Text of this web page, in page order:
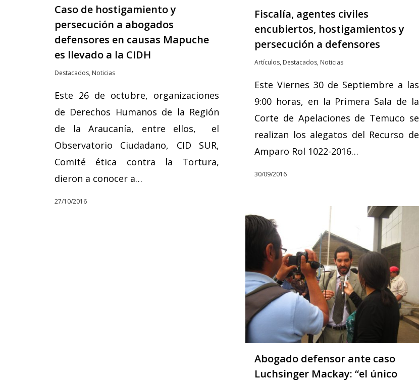
Caso de hostigamiento y
persecución a abogados
defensores en causas Mapuche
es llevado a la CIDH
Destacados, Noticias
Este 26 de octubre, organizaciones
de Derechos Humanos de la Región
de la Araucanía, entre ellos, el
Observatorio Ciudadano, CID SUR,
Comité ética contra la Tortura,
dieron a conocer a…
27/10/2016
Fiscalía, agentes civiles
encubiertos, hostigamientos y
persecución a defensores
Artículos, Destacados, Noticias
Este Viernes 30 de Septiembre a las
9:00 horas, en la Primera Sala de la
Corte de Apelaciones de Temuco se
realizan los alegatos del Recurso de
Amparo Rol 1022-2016…
30/09/2016
Abogado defensor ante caso
Luchsinger Mackay: “el único